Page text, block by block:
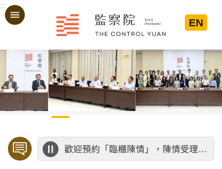
跳到主要內容區塊
:::
EN
歡迎預約「臨櫃陳情」，陳情受理中心將優先排定人員與您接談，釐清案情爭點後收案處理，以節省您的寶貴時間。